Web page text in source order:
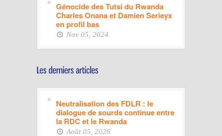
Génocide des Tutsi du Rwanda
Charles Onana et Damien Serieyx
en profil bas
Nov 05, 2024
Neutralisation des FDLR : le
dialogue de sourds continue entre
la RDC et le Rwanda
Août 05, 2026